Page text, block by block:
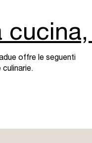
offre le seguenti
culinarie.